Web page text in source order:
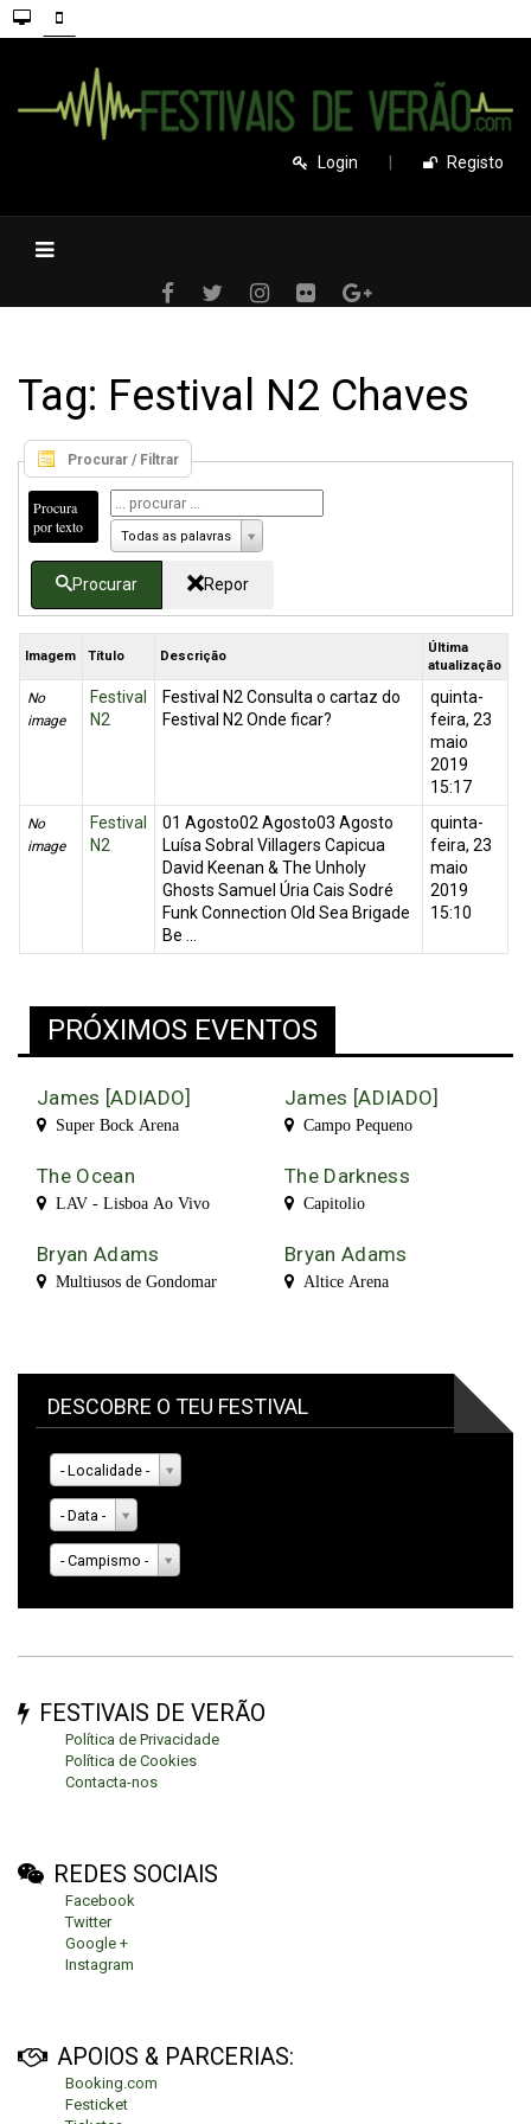
Login Registo
Tag: Festival N2 Chaves
Procurar / Filtrar
Procura
por texto
Todas as palavras
Procurar Repor
Imagem Título Descrição
Última
atualização
No
image
Festival
N2
Festival N2 Consulta o cartaz do
Festival N2 Onde ficar?
quinta-
feira, 23
maio
2019
15:17
No
image
Festival
N2
01 Agosto02 Agosto03 Agosto
Luísa Sobral Villagers Capicua
David Keenan & The Unholy
Ghosts Samuel Úria Cais Sodré
Funk Connection Old Sea Brigade
Be ...
quinta-
feira, 23
maio
2019
15:10
PRÓXIMOS EVENTOS
James [ADIADO]
Super Bock Arena
James [ADIADO]
Campo Pequeno
The Ocean
LAV - Lisboa Ao Vivo
The Darkness
Capitolio
Bryan Adams
Multiusos de Gondomar
Bryan Adams
Altice Arena
DESCOBRE O TEU FESTIVAL
- Localidade -
- Data -
- Campismo -
FESTIVAIS DE VERÃO
Política de Privacidade
Política de Cookies
Contacta-nos
REDES SOCIAIS
Facebook
Twitter
Google +
Instagram
APOIOS & PARCERIAS:
Booking.com
Festicket